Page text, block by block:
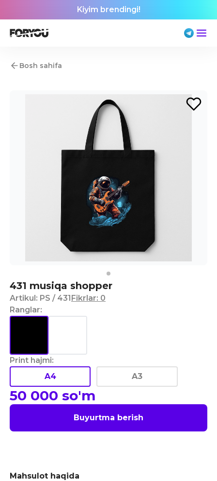
Kiyim brendingi!
Bosh sahifa
431 musiqa shopper
Artikul: PS / 431Fikrlar: 0
Ranglar:
Print hajmi:
A4
A3
50 000 so'm
Buyurtma berish
Mahsulot haqida